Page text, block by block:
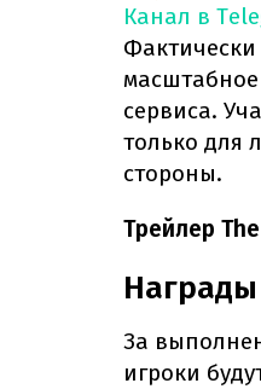
Канал в
Фактически
сервиса.
только для
стороны.
Трейлер
Награды
За
игроки